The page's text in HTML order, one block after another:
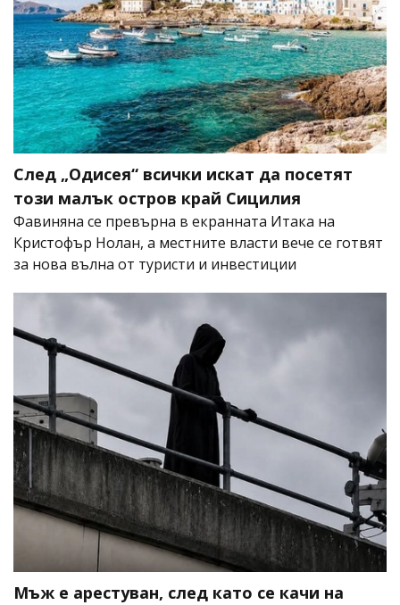
След „Одисея“ всички искат да посетят
този малък остров край Сицилия
Фавиняна се превърна в екранната Итака на
Кристофър Нолан, а местните власти вече се готвят
за нова вълна от туристи и инвестиции
Мъж е арестуван, след като се качи на